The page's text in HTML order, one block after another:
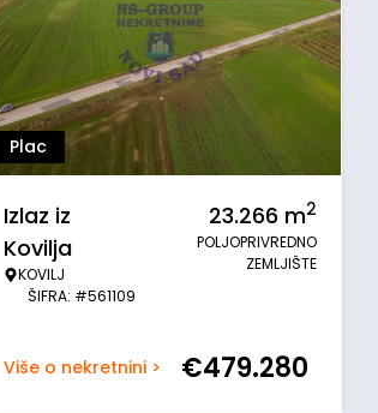
Plac
Izlaz iz
Kovilja
KOVILJ
ŠIFRA: #561109
23.266 m2
POLJOPRIVREDNO
ZEMLJIŠTE
Više o nekretnini > €479.280